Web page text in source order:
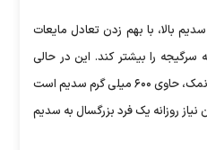
بالا، با بهم زدن تعادل مایعات
سرگیجه را بیشتر کند. این در حالی
است که یک چهارم قاشق چایخوری نمک، حاوی ۶۰۰ میلی گرم سدیم است
روزانه یک فرد بزرگسال به سدیم